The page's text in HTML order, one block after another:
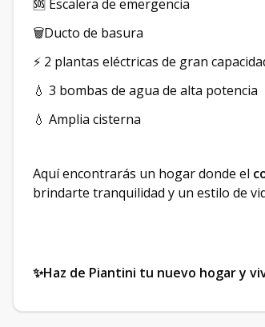
🆘 Escalera de emergencia
🗑️Ducto de basura
⚡ 2 plantas eléctricas de gran
💧 3 bombas de agua de alta potencia
💧 Amplia cisterna
Aquí encontrarás un hogar donde el
brindarte tranquilidad y un estilo de
✨Haz de Piantini tu nuevo hogar y